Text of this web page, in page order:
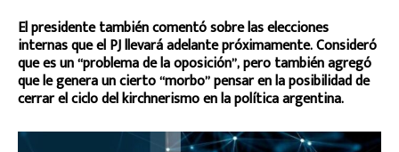
El presidente también comentó sobre las elecciones
internas que el PJ llevará adelante próximamente. Consideró
que es un “problema de la oposición”, pero también agregó
que le genera un cierto “morbo” pensar en la posibilidad de
cerrar el ciclo del kirchnerismo en la política argentina.